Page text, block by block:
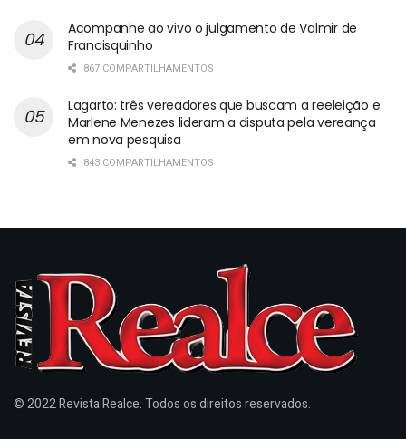
Acompanhe ao vivo o julgamento de Valmir de
Francisquinho
867 COMPARTILHAMENTOS
Lagarto: três vereadores que buscam a reeleição e
Marlene Menezes lideram a disputa pela vereança
em nova pesquisa
843 COMPARTILHAMENTOS
© 2022 Revista Realce. Todos os direitos reservados.